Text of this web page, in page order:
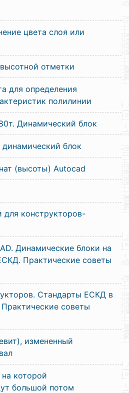
цвета слоя или
отметки
для определения
полилинии
Динамический блок
динамический блок
(высоты) Autocad
для конструкторов-
Динамические блоки на
Практические советы
Стандарты ЕСКД в
советы
измененный
которой
большой потом